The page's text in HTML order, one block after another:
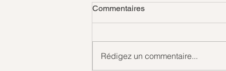
Gouttes d'amour
Commentaires
Rédigez un commentaire...